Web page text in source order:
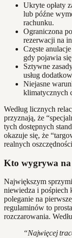
Ukryte opłaty
lub późne
rachunku.
Ograniczona
rezerwacji na
Częste
gdy pojawia
Sztywne
usług
Niejasne
klimatycznych
Według licznych
przyznają, że
tych dostępnych
okazuje się, że
realnych
Kto wygrywa
Największym
niewiedza i pośpiech
poleganie na
regulaminów to
rozczarowania.
“Najwięcej